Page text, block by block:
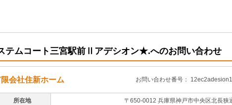
テムコート三宮駅前Ⅱアデシオン★.へのお問い合わせ
会社住新ホーム お問い合わせ番号：
所在地 〒650-0012 兵庫県神戸市中央区北長狭